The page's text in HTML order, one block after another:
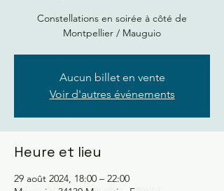
Constellations en soirée à côté de
Montpellier / Mauguio
Aucun billet en vente
Voir d'autres événements
Heure et lieu
29 août 2024, 18:00 – 22:00